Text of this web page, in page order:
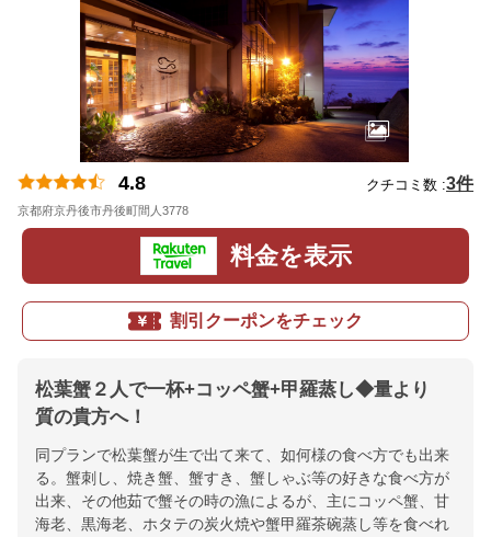
4.8 クチコミ数 :3件
京都府京丹後市丹後町間人3778
料金を表示
割引クーポンをチェック
松葉蟹２人で一杯+コッペ蟹+甲羅蒸し◆量より
質の貴方へ！
同プランで松葉蟹が生で出て来て、如何様の食べ方でも出来
る。蟹刺し、焼き蟹、蟹すき、蟹しゃぶ等の好きな食べ方が
出来、その他茹で蟹その時の漁によるが、主にコッペ蟹、甘
海老、黒海老、ホタテの炭火焼や蟹甲羅茶碗蒸し等を食べれ